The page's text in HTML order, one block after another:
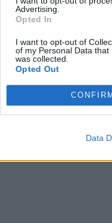
Advertising.
Opted In
I want to opt-out of
of my Personal Data
was collected.
Opted Out
CONFIRM
Data